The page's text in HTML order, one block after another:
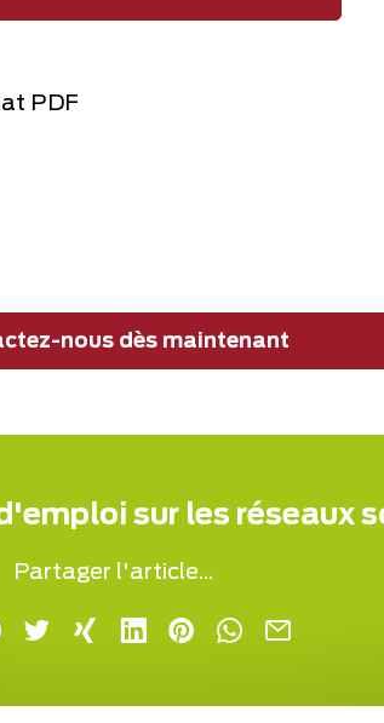
PDF
nous dès maintenant
sur les réseaux
Partager l'article...